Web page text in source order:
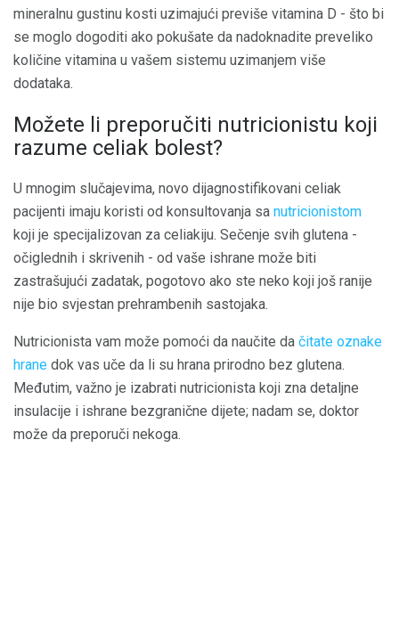
mineralnu gustinu kosti uzimajući previše vitamina D - što bi
se moglo dogoditi ako pokušate da nadoknadite preveliko
količine vitamina u vašem sistemu uzimanjem više
dodataka.
Možete li preporučiti nutricionistu koji
razume celiak bolest?
U mnogim slučajevima, novo dijagnostifikovani celiak
pacijenti imaju koristi od konsultovanja sa nutricionistom
koji je specijalizovan za celiakiju. Sečenje svih glutena -
očiglednih i skrivenih - od vaše ishrane može biti
zastrašujući zadatak, pogotovo ako ste neko koji još ranije
nije bio svjestan prehrambenih sastojaka.
Nutricionista vam može pomoći da naučite da čitate oznake
hrane dok vas uče da li su hrana prirodno bez glutena.
Međutim, važno je izabrati nutricionista koji zna detaljne
insulacije i ishrane bezgranične dijete; nadam se, doktor
može da preporuči nekoga.